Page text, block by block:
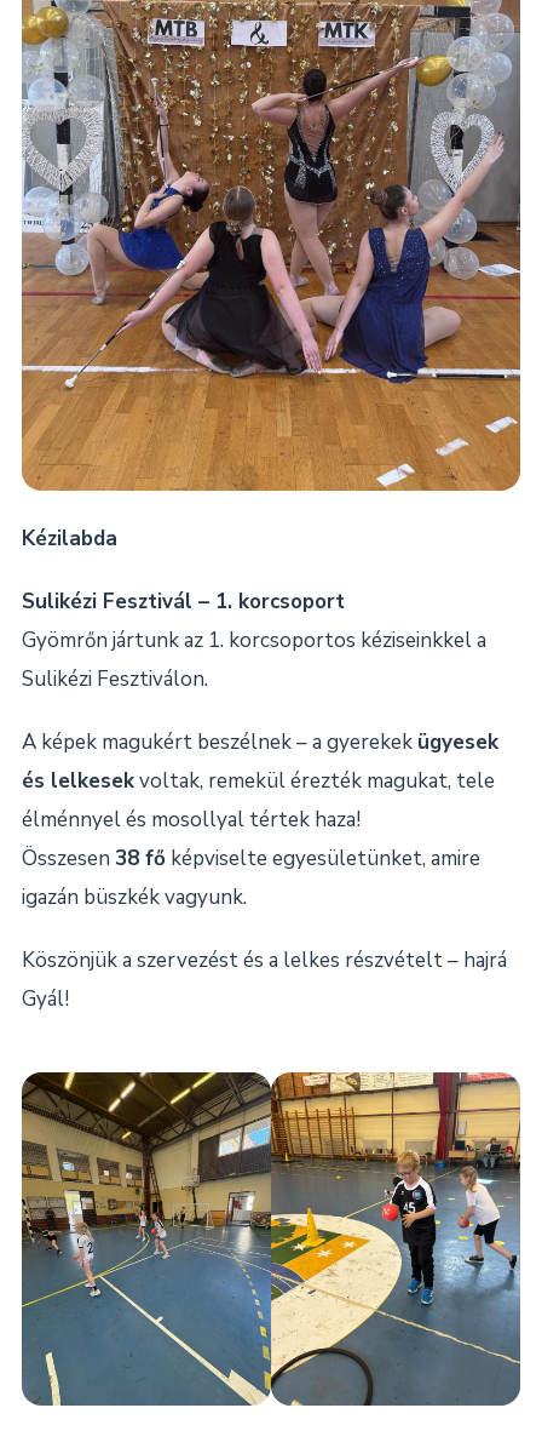
Kézilabda
Sulikézi Fesztivál – 1. korcsoport
Gyömrőn jártunk az 1. korcsoportos kéziseinkkel a
Sulikézi Fesztiválon.
A képek magukért beszélnek – a gyerekek ügyesek
és lelkesekvoltak, remekül érezték magukat, tele
élménnyel és mosollyal tértek haza!
Összesen 38 fő képviselte egyesületünket, amire
igazán büszkék vagyunk.
Köszönjük a szervezést és a lelkes részvételt – hajrá
Gyál!